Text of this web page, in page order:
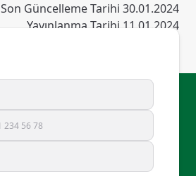
Son Güncelleme Tarihi 30.01.2024
Yayınlanma Tarihi 11.01.2024